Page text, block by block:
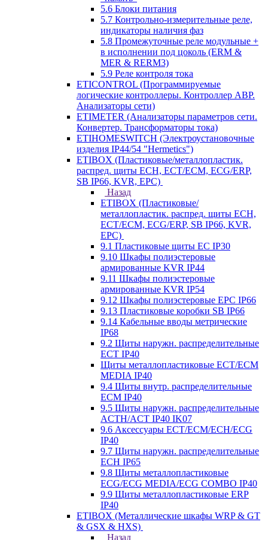
5.6 Блоки питания
5.7 Контрольно-измерительные реле,
индикаторы наличия фаз
5.8 Промежуточные реле модульные +
в исполнении под цоколь (ERM &
MER & RERM3)
5.9 Реле контроля тока
ETICONTROL (Программируемые
логические контроллеры. Контроллер АВР.
Анализаторы сети)
ETIMETER (Анализаторы параметров сети.
Конвертер. Трансформаторы тока)
ETIHOMESWITCH (Электроустановочные
изделия IP44/54 "Hermetics")
ETIBOX (Пластиковые/металлопластик.
распред. щиты ECH, ECT/ECM, ECG/ERP,
SB IP66, KVR, EPC)
Назад
ETIBOX (Пластиковые/
металлопластик. распред. щиты ECH,
ECT/ECM, ECG/ERP, SB IP66, KVR,
EPC)
9.1 Пластиковые щиты EC IP30
9.10 Шкафы полиэстеровые
армированные KVR IP44
9.11 Шкафы полиэстеровые
армированные KVR IP54
9.12 Шкафы полиэстеровые EPC IP66
9.13 Пластиковые коробки SB IP66
9.14 Кабельные вводы метрические
IP68
9.2 Щиты наружн. распределительные
ECT IP40
Щиты металлопластиковые ECT/ECM
MEDIA IP40
9.4 Щиты внутр. распределительные
ECМ IP40
9.5 Щиты наружн. распределительные
ACTH/ACT IP40 IK07
9.6 Аксессуары ECT/ECM/ECH/ECG
IP40
9.7 Щиты наружн. распределительные
ECH IP65
9.8 Щиты металлопластиковые
ECG/ECG MEDIA/ECG COMBO IP40
9.9 Щиты металлопластиковые ERP
IP40
ETIBOX (Металлические шкафы WRP & GT
& GSX & HXS)
Назад